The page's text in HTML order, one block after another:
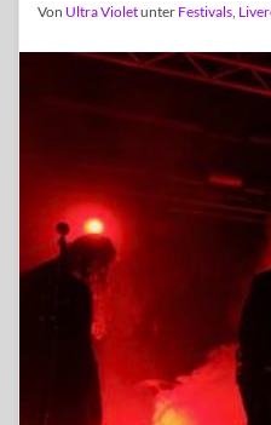
Von Ultra Violetunter Festivals